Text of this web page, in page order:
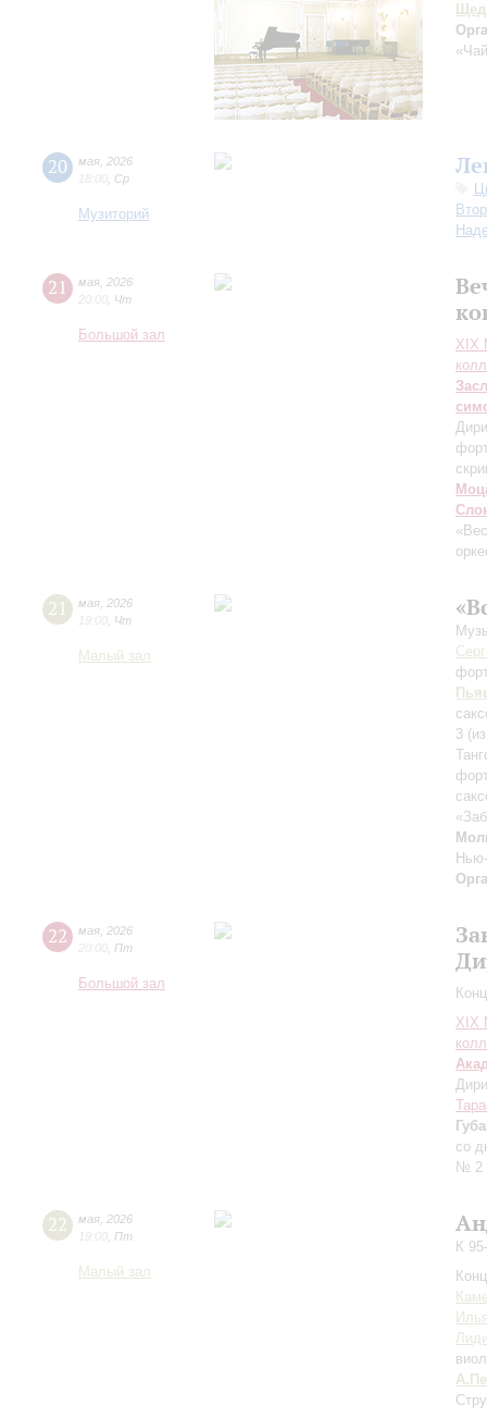
20 мая 2026
18:00 Ср
Музиторий
21 мая 2026
20:00 Чт
Большой зал
XIХ
21 мая 2026
19:00 Чт
Малый зал
3
22 мая 2026
20:00 Пт
Большой зал
XIХ
со
№ 2
22 мая 2026
19:00 Пт
Малый зал
К